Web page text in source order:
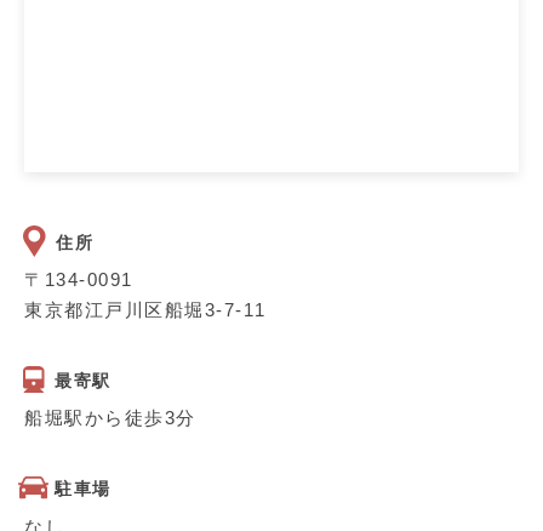
住所
〒134-0091
東京都江戸川区船堀3-7-11
最寄駅
船堀駅から徒歩3分
駐車場
なし